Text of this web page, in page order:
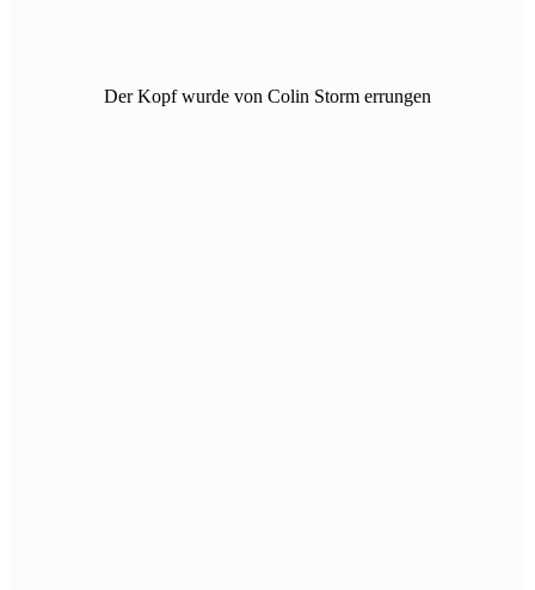
Der Kopf wurde von Colin Storm errungen